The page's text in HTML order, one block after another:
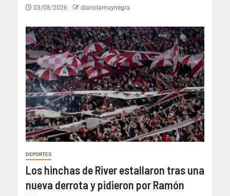
03/08/2026 diariolamuynegra
DEPORTES
Los hinchas de River estallaron tras una
nueva derrota y pidieron por Ramón